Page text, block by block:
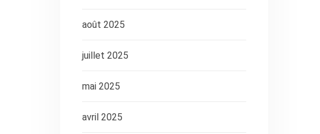
août 2025
juillet 2025
mai 2025
avril 2025